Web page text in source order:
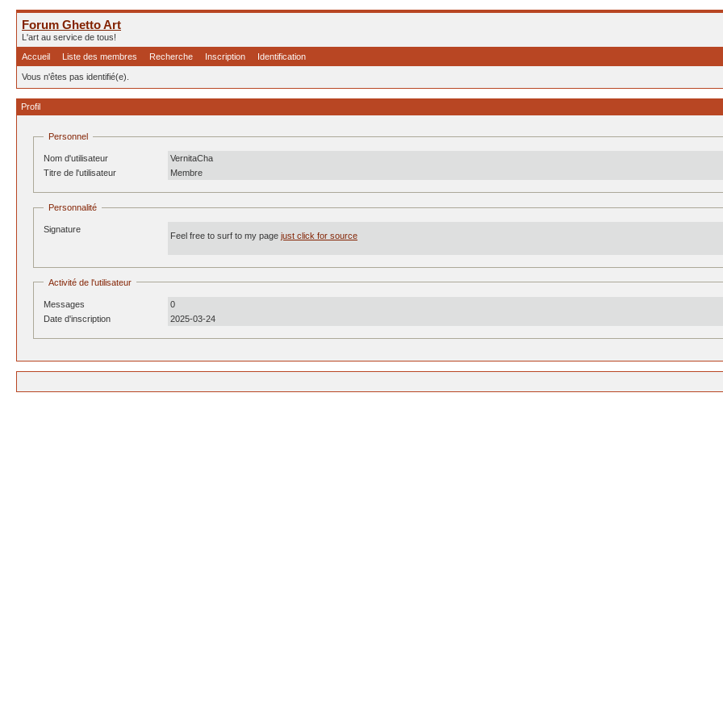
Forum Ghetto Art
L'art au service de tous!
Accueil
Liste des membres Recherche Inscription Identification
Vous n'êtes pas identifié(e).
Profil
Personnel
Nom d'utilisateur
VernitaCha
Titre de l'utilisateur
Membre
Personnalité
Signature
Feel free to surf to my page just click for source
Activité de l'utilisateur
Messages
0
Date d'inscription
2025-03-24